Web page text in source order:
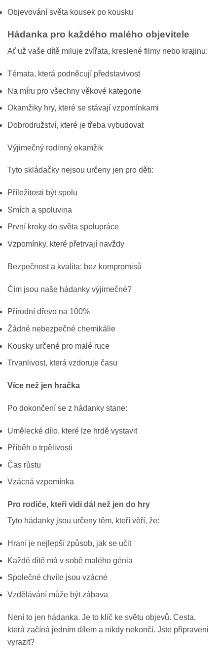
Objevování světa kousek po kousku
Hádanka pro každého malého objevitele
Ať už vaše dítě miluje zvířata, kreslené filmy nebo krajinu:
Témata, která podněcují představivost
Na míru pro všechny věkové kategorie
Okamžiky hry, které se stávají vzpomínkami
Dobrodružství, které je třeba vybudovat
Výjimečný rodinný okamžik
Tyto skládačky nejsou určeny jen pro děti:
Příležitosti být spolu
Smích a spoluvina
První kroky do světa spolupráce
Vzpomínky, které přetrvají navždy
Bezpečnost a kvalita: bez kompromisů
Čím jsou naše hádanky výjimečné?
Přírodní dřevo na 100%
Žádné nebezpečné chemikálie
Kousky určené pro malé ruce
Trvanlivost, která vzdoruje času
Více než jen hračka
Po dokončení se z hádanky stane:
Umělecké dílo, které lze hrdě vystavit
Příběh o trpělivosti
Čas růstu
Vzácná vzpomínka
Pro rodiče, kteří vidí dál než jen do hry
Tyto hádanky jsou určeny těm, kteří věří, že:
Hraní je nejlepší způsob, jak se učit
Každé dítě má v sobě malého génia
Společné chvíle jsou vzácné
Vzdělávání může být zábava
Není to jen hádanka. Je to klíč ke světu objevů. Cesta,
která začíná jedním dílem a nikdy nekončí. Jste připraveni
vyrazit?